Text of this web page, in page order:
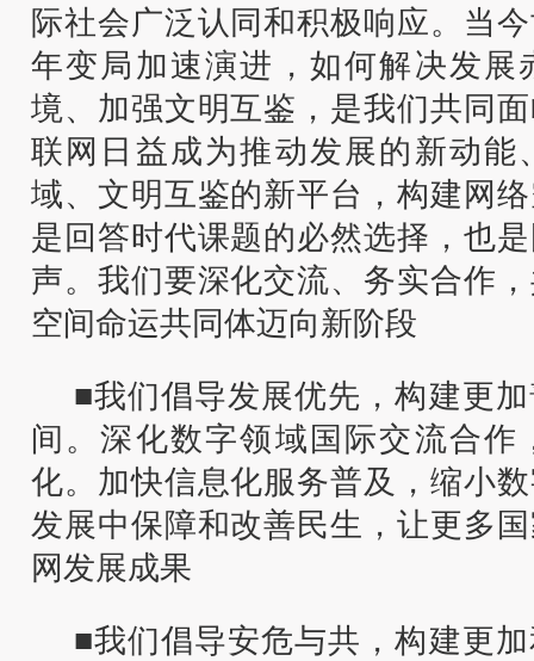
际社会广泛认同和积极响应。当
年变局加速演进，如何解决发展
境、加强文明互鉴，是我们共同
联网日益成为推动发展的新动能
域、文明互鉴的新平台，构建网
是回答时代课题的必然选择，也
声。我们要深化交流、务实合作
空间命运共同体迈向新阶段
■我们倡导发展优先，构建更
间。深化数字领域国际交流合作
化。加快信息化服务普及，缩小
发展中保障和改善民生，让更多
网发展成果
■我们倡导安危与共，构建更